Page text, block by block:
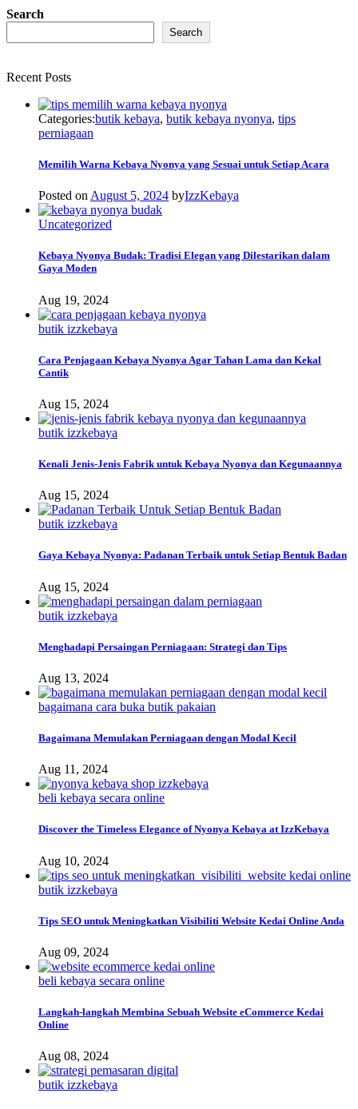
Search
Search
Recent Posts
Categories:butik kebaya, butik kebaya nyonya, tips
perniagaan
Memilih Warna Kebaya Nyonya yang Sesuai untuk Setiap Acara
Posted on August 5, 2024 byIzzKebaya
Uncategorized
Kebaya Nyonya Budak: Tradisi Elegan yang Dilestarikan dalam
Gaya Moden
Aug 19, 2024
butik izzkebaya
Cara Penjagaan Kebaya Nyonya Agar Tahan Lama dan Kekal
Cantik
Aug 15, 2024
butik izzkebaya
Kenali Jenis-Jenis Fabrik untuk Kebaya Nyonya dan Kegunaannya
Aug 15, 2024
butik izzkebaya
Gaya Kebaya Nyonya: Padanan Terbaik untuk Setiap Bentuk Badan
Aug 15, 2024
butik izzkebaya
Menghadapi Persaingan Perniagaan: Strategi dan Tips
Aug 13, 2024
bagaimana cara buka butik pakaian
Bagaimana Memulakan Perniagaan dengan Modal Kecil
Aug 11, 2024
beli kebaya secara online
Discover the Timeless Elegance of Nyonya Kebaya at IzzKebaya
Aug 10, 2024
butik izzkebaya
Tips SEO untuk Meningkatkan Visibiliti Website Kedai Online Anda
Aug 09, 2024
beli kebaya secara online
Langkah-langkah Membina Sebuah Website eCommerce Kedai
Online
Aug 08, 2024
butik izzkebaya